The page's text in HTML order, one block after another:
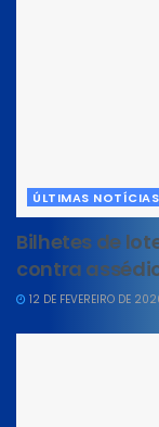
ÚLTIMAS NOTÍCIAS
Bilhetes de
contra
12 DE FEVEREIRO DE